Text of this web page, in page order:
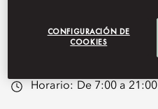
momay-spa@mohg.com
Horario: De 7:00 a 21:00
CONFIGURACIÓN DE
COOKIES